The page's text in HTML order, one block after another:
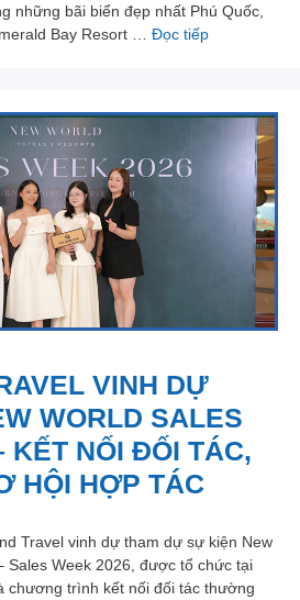
những bãi biển đẹp nhất Phú Quốc,
Bay Resort … Đọc tiếp
VINH DỰ
WORLD SALES
KẾT NỐI ĐỐI TÁC,
HỘI HỢP TÁC
Travel vinh dự tham dự sự kiện New
Sales Week 2026, được tổ chức tại
chương trình kết nối đối tác thường